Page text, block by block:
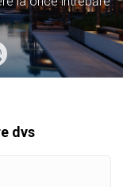
dvs